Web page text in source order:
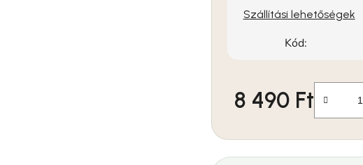
Szállítási lehetőségek
Kód:
8 490 Ft